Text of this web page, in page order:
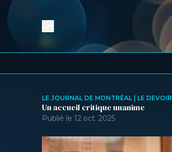
LE JOURNAL DE MONTRÉAL | LE DEVOIR
Un accueil critique unanime
Publié le 12 oct. 2025